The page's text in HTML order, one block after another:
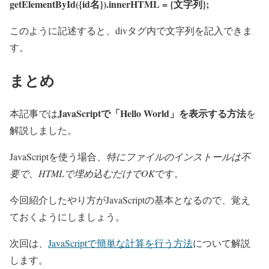
getElementById({id名}).innerHTML = {文字列};
このように記述すると、divタグ内で文字列を記入できま
す。
まとめ
本記事ではJavaScriptで「Hello World」を表示する方法を
解説しました。
JavaScriptを使う場合、 特にファイルのインストールは不
要で、HTMLで埋め込むだけでOKです。
今回紹介したやり方がJavaScriptの基本となるので、覚え
ておくようにしましょう。
次回は、 JavaScriptで簡単な計算を行う方法について解説
します。